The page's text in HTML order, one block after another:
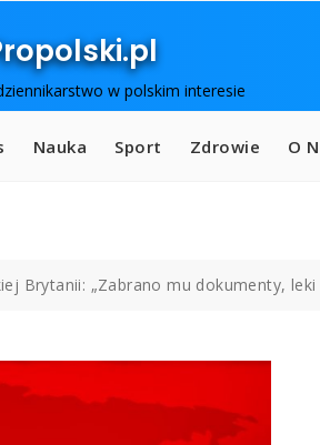
w polskim interesie
Nauka Sport Zdrowie O
Brytanii: „Zabrano mu dokumenty,